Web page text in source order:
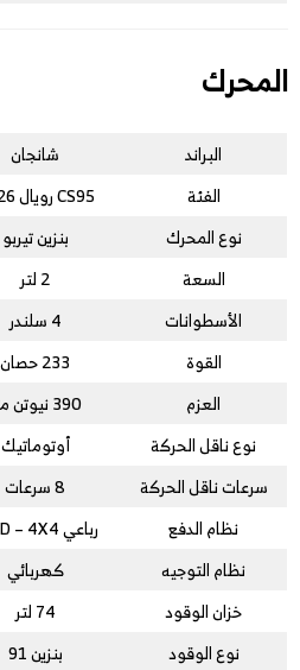
المحرك
البراند شانجان
الفئة
CS95 رويال 2026
نوع المحرك
بنزين تيربو
السعة
2 لتر
الأسطوانات
4 سلندر
القوة
233 حصان
العزم
390 نيوتن متر
نوع ناقل الحركة
أوتوماتيك
سرعات ناقل الحركة
8 سرعات
نظام الدفع
رباعي 4WD – 4X4
نظام التوجيه
كهربائي
خزان الوقود
74 لتر
نوع الوقود
بنزين 91